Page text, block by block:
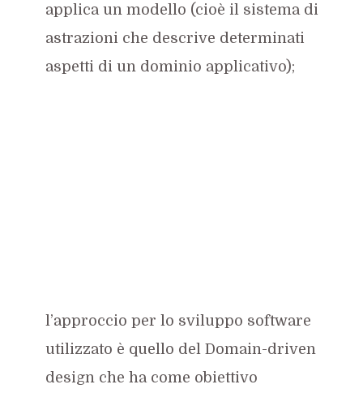
applica un modello (cioè il sistema di
astrazioni che descrive determinati
aspetti di un dominio applicativo);
l’approccio per lo sviluppo software
utilizzato è quello del Domain-driven
design che ha come obiettivo